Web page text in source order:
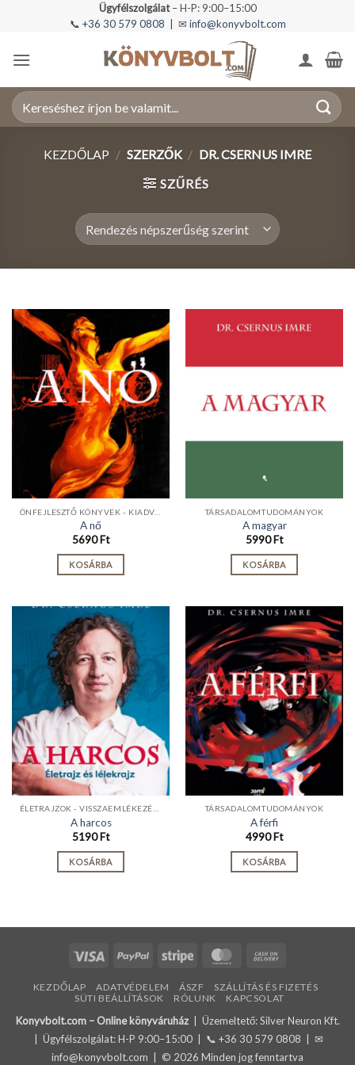
Ügyfélszolgálat– H-P: 9:00–15:00
📞 +36 30 579 0808 | ✉ info@konyvbolt.com
Keresés
a
KEZDŐLAP / SZERZŐK / DR. CSERNUS IMRE
SZŰRÉS
ÖNFEJLESZTŐ KÖNYVEK - KIADVÁNYOK
A nő
5690Ft
KOSÁRBA
TÁRSADALOMTUDOMÁNYOK
A magyar
5990Ft
KOSÁRBA
A harcos
5190Ft
KOSÁRBA
TÁRSADALOMTUDOMÁNYOK
A férfi
4990Ft
KOSÁRBA
Visa PayPal Stripe MasterCard
Delivery
KEZDŐLAP ADATVÉDELEM ÁSZF
SZÁLLÍTÁS ÉS FIZETÉS
SÜTI BEÁLLÍTÁSOK
RÓLUNK KAPCSOLAT
Konyvbolt.com – Online könyváruház| Üzemeltető: Silver Neuron Kft.
| Ügyfélszolgálat: H-P 9:00–15:00 | 📞 +36 30 579 0808 | ✉
info@konyvbolt.com | © 2026 Minden jog fenntartva